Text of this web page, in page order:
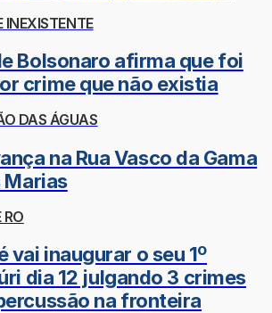
INEXISTENTE
Bolsonaro afirma que foi
crime que não existia
DAS ÁGUAS
na Rua Vasco da Gama
Marias
vai inaugurar o seu 1º
dia 12 julgando 3 crimes
na fronteira